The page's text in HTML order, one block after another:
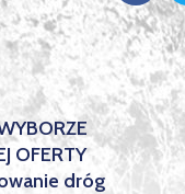
OFERTY
dróg